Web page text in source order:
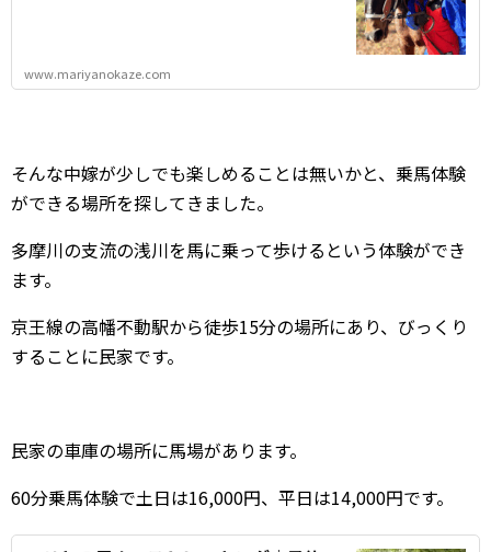
www.mariyanokaze.com
そんな中嫁が少しでも楽しめることは無いかと、乗馬体験
ができる場所を探してきました。
多摩川の支流の浅川を馬に乗って歩けるという体験ができ
ます。
京王線の高幡不動駅から徒歩15分の場所にあり、びっくり
することに民家です。
民家の車庫の場所に馬場があります。
60分乗馬体験で土日は16,000円、平日は14,000円です。